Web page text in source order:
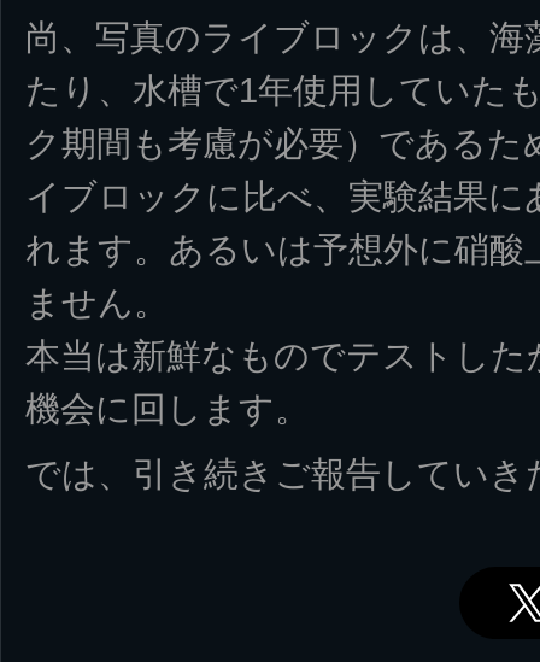
尚、写真のライブロックは、
たり、水槽で1年使用していた
ク期間も考慮が必要）である
イブロックに比べ、実験結果
れます。あるいは予想外に硝
ません。
本当は新鮮なものでテストし
機会に回します。
では、引き続きご報告してい